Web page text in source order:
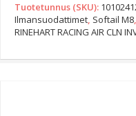
Tuotetunnus (SKU):
Ilmansuodattimet, Softail M8,
RINEHART RACING AIR CLN